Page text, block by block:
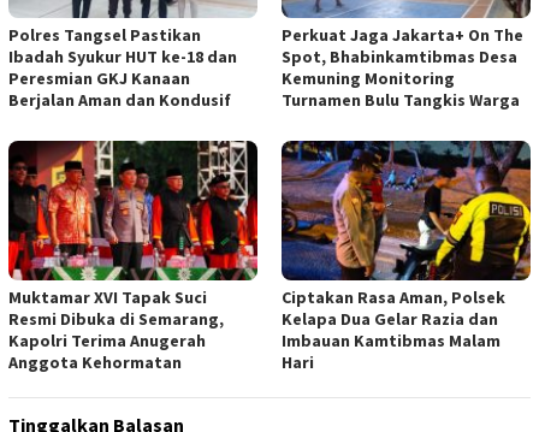
Polres Tangsel Pastikan
Ibadah Syukur HUT ke-18 dan
Peresmian GKJ Kanaan
Berjalan Aman dan Kondusif
Perkuat Jaga Jakarta+ On The
Spot, Bhabinkamtibmas Desa
Kemuning Monitoring
Turnamen Bulu Tangkis Warga
Muktamar XVI Tapak Suci
Resmi Dibuka di Semarang,
Kapolri Terima Anugerah
Anggota Kehormatan
Ciptakan Rasa Aman, Polsek
Kelapa Dua Gelar Razia dan
Imbauan Kamtibmas Malam
Hari
Tinggalkan Balasan